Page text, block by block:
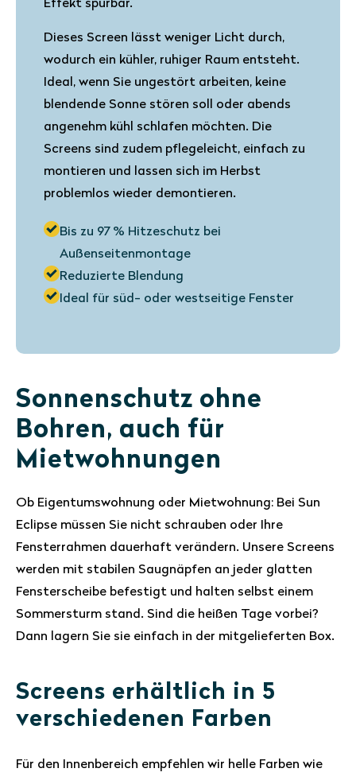
Effekt spürbar.
Dieses Screen lässt weniger Licht durch,
wodurch ein kühler, ruhiger Raum entsteht.
Ideal, wenn Sie ungestört arbeiten, keine
blendende Sonne stören soll oder abends
angenehm kühl schlafen möchten. Die
Screens sind zudem pflegeleicht, einfach zu
montieren und lassen sich im Herbst
problemlos wieder demontieren.
Bis zu 97 % Hitzeschutz bei
Außenseitenmontage
Reduzierte Blendung
Ideal für süd- oder westseitige Fenster
Sonnenschutz ohne
Bohren, auch für
Mietwohnungen
Ob Eigentumswohnung oder Mietwohnung: Bei Sun
Eclipse müssen Sie nicht schrauben oder Ihre
Fensterrahmen dauerhaft verändern. Unsere Screens
werden mit stabilen Saugnäpfen an jeder glatten
Fensterscheibe befestigt und halten selbst einem
Sommersturm stand. Sind die heißen Tage vorbei?
Dann lagern Sie sie einfach in der mitgelieferten Box.
Screens erhältlich in 5
verschiedenen Farben
Für den Innenbereich empfehlen wir helle Farben wie